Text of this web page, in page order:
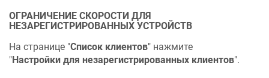
ОГРАНИЧЕНИЕ СКОРОСТИ ДЛЯ
НЕЗАРЕГИСТРИРОВАННЫХ УСТРОЙСТВ
На странице "Список клиентов" нажмите
"Настройки для незарегистрированных клиентов".